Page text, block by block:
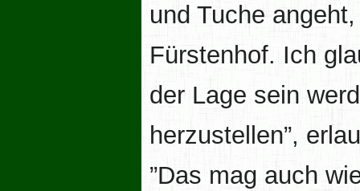
und Tuche
Fürstenhof. Ich
der Lage sein
herzustellen”,
”Das mag auch